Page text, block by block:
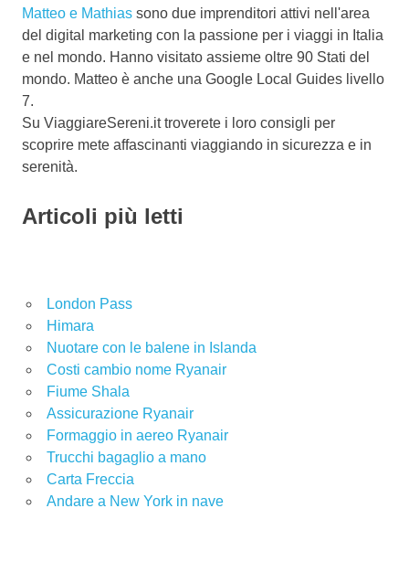
Matteo e Mathias sono due imprenditori attivi nell'area
del digital marketing con la passione per i viaggi in Italia
e nel mondo. Hanno visitato assieme oltre 90 Stati del
mondo. Matteo è anche una Google Local Guides livello
7.
Su ViaggiareSereni.it troverete i loro consigli per
scoprire mete affascinanti viaggiando in sicurezza e in
serenità.
Articoli più letti
London Pass
Himara
Nuotare con le balene in Islanda
Costi cambio nome Ryanair
Fiume Shala
Assicurazione Ryanair
Formaggio in aereo Ryanair
Trucchi bagaglio a mano
Carta Freccia
Andare a New York in nave